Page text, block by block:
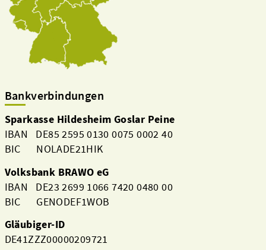
Bankverbindungen
Sparkasse Hildesheim Goslar Peine
IBAN DE85 2595 0130 0075 0002 40
BIC NOLADE21HIK
Volksbank BRAWO eG
IBAN DE23 2699 1066 7420 0480 00
BIC GENODEF1WOB
Gläubiger-ID
DE41ZZZ00000209721